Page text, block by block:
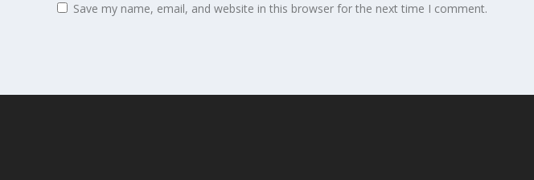
Save my name, email, and website in this browser for the next time I comment.